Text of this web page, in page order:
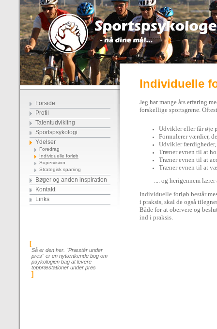
Forside
Profil
Talentudvikling
Sportspsykologi
Ydelser
Foredrag
Individuelle forløb
Supervision
Strategisk sparring
Bøger og anden inspiration
Kontakt
Links
[
Så er den her. "Præstér under
pres" er en nytænkende bog om
psykologien bag at levere
toppræstationer under pres
]
Individuelle
Jeg har mange års erfaring
forskellige sportsgrene.
Udvikler eller får øje
Formulerer værdier,
Udvikler færdigheder,
Træner evnen til at
Træner evnen til at
Træner evnen til at
.... og herigennem lærer
Individuelle forløb består
i praksis, skal de også
Både for at obervere og
ind i praksis.